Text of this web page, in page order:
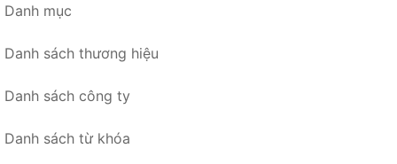
Danh mục
Danh sách thương hiệu
Danh sách công ty
Danh sách từ khóa